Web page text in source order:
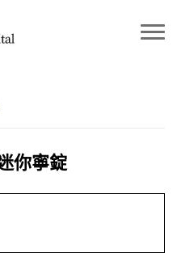
你寧錠